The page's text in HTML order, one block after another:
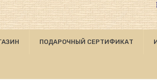
ПОДАРОЧНЫЙ СЕРТИФИКАТ